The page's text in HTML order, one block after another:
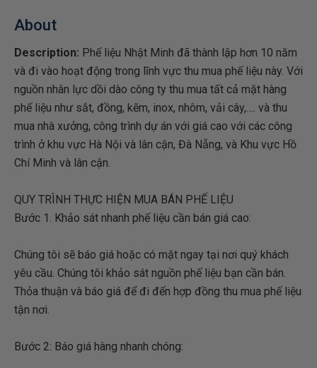
About
Description: Phế liệu Nhật Minh đã thành lập hơn 10 năm
và đi vào hoạt động trong lĩnh vực thu mua phế liệu này. Với
nguồn nhân lực dồi dào công ty thu mua tất cả mặt hàng
phế liệu như sắt, đồng, kẽm, inox, nhôm, vải cây,…. và thu
mua nhà xưởng, công trình dự án với giá cao với các công
trình ở khu vực Hà Nội và lân cận, Đà Nẵng, và Khu vực Hồ
Chí Minh và lân cận.
QUY TRÌNH THỰC HIỆN MUA BÁN PHẾ LIỆU
Bước 1. Khảo sát nhanh phế liệu cần bán giá cao:
Chúng tôi sẽ báo giá hoặc có mặt ngay tại nơi quý khách
yêu cầu. Chúng tôi khảo sát nguồn phế liệu bạn cần bán.
Thỏa thuận và báo giá để đi đến hợp đồng thu mua phế liệu
tận nơi.
Bước 2: Báo giá hàng nhanh chóng: